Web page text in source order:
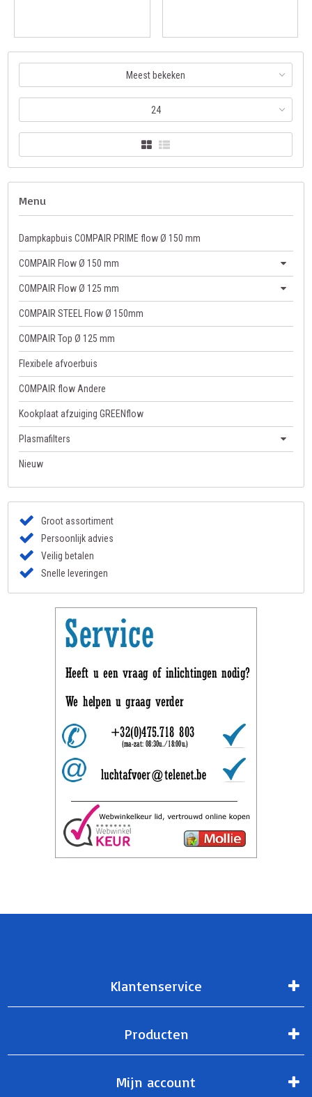
Meest bekeken
24
Menu
Dampkapbuis COMPAIR PRIME flow Ø 150 mm
COMPAIR Flow Ø 150 mm
COMPAIR Flow Ø 125 mm
COMPAIR STEEL Flow Ø 150mm
COMPAIR Top Ø 125 mm
Flexibele afvoerbuis
COMPAIR flow Andere
Kookplaat afzuiging GREENflow
Plasmafilters
Nieuw
Groot assortiment
Persoonlijk advies
Veilig betalen
Snelle leveringen
Klantenservice
Producten
Mijn account